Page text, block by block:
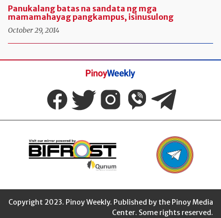
Panukalang batas na sandata ng mga
mamamahayag pangkampus, isinusulong
October 29, 2014
Pinoy
Weekly
Copyright 2023. Pinoy Weekly. Published by the Pinoy Media
Center. Some rights reserved.